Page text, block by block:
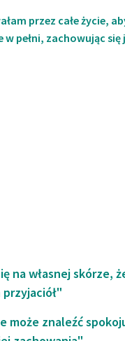
przez całe życie,
pełni, zachowując
na własnej skórze,
może znaleźć